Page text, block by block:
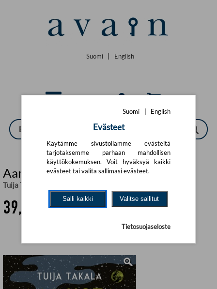
Suomi English
Aamusta yöhön (selkokirja)
Tuija Takala
39,21 €
Suomi English
Evästeet
Käytämme sivustollamme evästeitä
tarjotaksemme parhaan mahdollisen
käyttökokemuksen. Voit hyväksyä kaikki
evästeet tai valita sallimasi evästeet.
Salli kaikki Valitse sallitut
Tietosuojaseloste